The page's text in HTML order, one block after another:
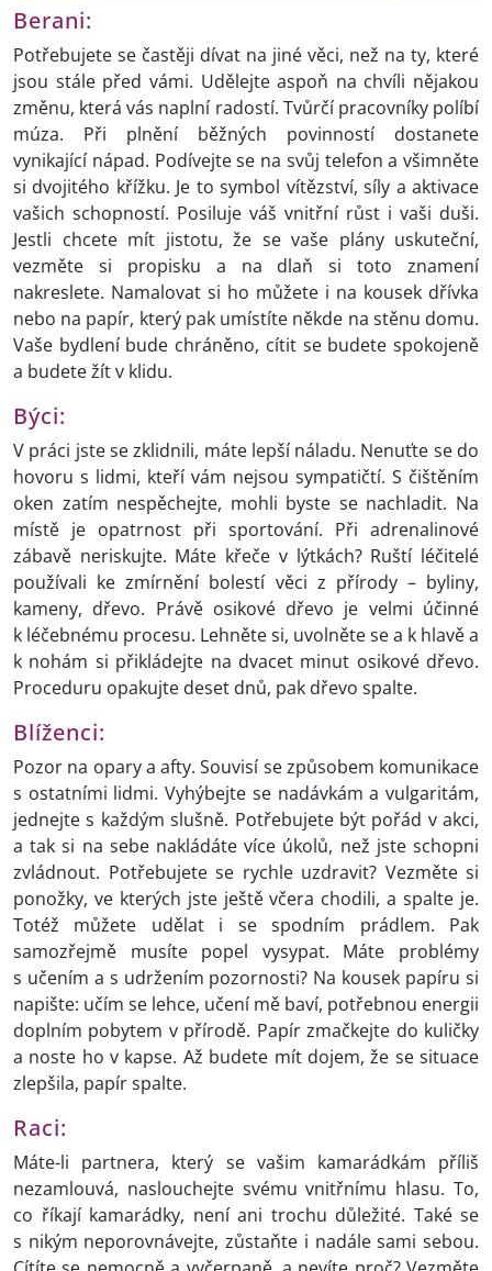
Berani:
Potřebujete se častěji dívat na jiné věci, než na ty, které
jsou stále před vámi. Udělejte aspoň na chvíli nějakou
změnu, která vás naplní radostí. Tvůrčí pracovníky políbí
múza. Při plnění běžných povinností dostanete
vynikající nápad. Podívejte se na svůj telefon a všimněte
si dvojitého křížku. Je to symbol vítězství, síly a aktivace
vašich schopností. Posiluje váš vnitřní růst i vaši duši.
Jestli chcete mít jistotu, že se vaše plány uskuteční,
vezměte si propisku a na dlaň si toto znamení
nakreslete. Namalovat si ho můžete i na kousek dřívka
nebo na papír, který pak umístíte někde na stěnu domu.
Vaše bydlení bude chráněno, cítit se budete spokojeně
a budete žít v klidu.
Býci:
V práci jste se zklidnili, máte lepší náladu. Nenuťte se do
hovoru s lidmi, kteří vám nejsou sympatičtí. S čištěním
oken zatím nespěchejte, mohli byste se nachladit. Na
místě je opatrnost při sportování. Při adrenalinové
zábavě neriskujte. Máte křeče v lýtkách? Ruští léčitelé
používali ke zmírnění bolestí věci z přírody – byliny,
kameny, dřevo. Právě osikové dřevo je velmi účinné
k léčebnému procesu. Lehněte si, uvolněte se a k hlavě a
k nohám si přikládejte na dvacet minut osikové dřevo.
Proceduru opakujte deset dnů, pak dřevo spalte.
Blíženci:
Pozor na opary a afty. Souvisí se způsobem komunikace
s ostatními lidmi. Vyhýbejte se nadávkám a vulgaritám,
jednejte s každým slušně. Potřebujete být pořád v akci,
a tak si na sebe nakládáte více úkolů, než jste schopni
zvládnout. Potřebujete se rychle uzdravit? Vezměte si
ponožky, ve kterých jste ještě včera chodili, a spalte je.
Totéž můžete udělat i se spodním prádlem. Pak
samozřejmě musíte popel vysypat. Máte problémy
s učením a s udržením pozornosti? Na kousek papíru si
napište: učím se lehce, učení mě baví, potřebnou energii
doplním pobytem v přírodě. Papír zmačkejte do kuličky
a noste ho v kapse. Až budete mít dojem, že se situace
zlepšila, papír spalte.
Raci:
Máte-li partnera, který se vašim kamarádkám příliš
nezamlouvá, naslouchejte svému vnitřnímu hlasu. To,
co říkají kamarádky, není ani trochu důležité. Také se
s nikým neporovnávejte, zůstaňte i nadále sami sebou.